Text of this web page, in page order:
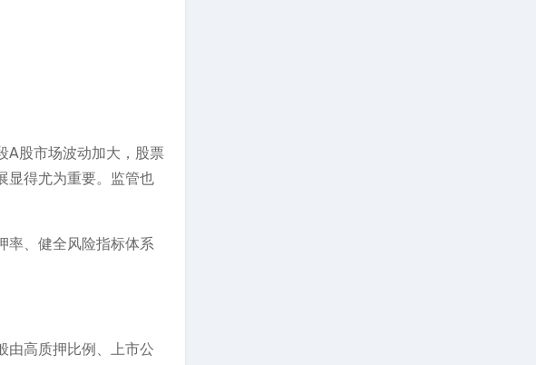
A股市场波动加大，股票
显得尤为重要。监管也
率、健全风险指标体系
由高质押比例、上市公